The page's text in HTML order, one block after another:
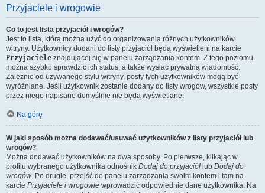
Przyjaciele i wrogowie
Co to jest lista przyjaciół i wrogów?
Jest to lista, którą można użyć do organizowania różnych użytkowników
witryny. Użytkownicy dodani do listy przyjaciół będą wyświetleni na karcie
Przyjaciele znajdującej się w panelu zarządzania kontem. Z tego poziomu
można szybko sprawdzić ich status, a także wysłać prywatną wiadomość.
Zależnie od używanego stylu witryny, posty tych użytkowników mogą być
wyróżniane. Jeśli użytkownik zostanie dodany do listy wrogów, wszystkie posty
przez niego napisane domyślnie nie będą wyświetlane.
Na górę
W jaki sposób można dodawać/usuwać użytkowników z listy przyjaciół lub
wrogów?
Można dodawać użytkowników na dwa sposoby. Po pierwsze, klikając w
profilu wybranego użytkownika odnośnik Dodaj do przyjaciół lub Dodaj do
wrogów. Po drugie, przejść do panelu zarządzania swoim kontem i tam na
karcie Przyjaciele i wrogowie wprowadzić odpowiednie dane użytkownika. Na